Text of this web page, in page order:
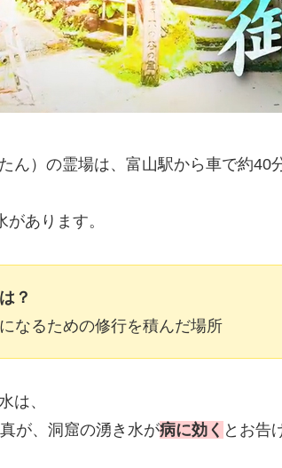
ん）の霊場は、富山駅から車で約40分
あります。
？
なるための修行を積んだ場所
は、
が、洞窟の湧き水が病に効く とお告